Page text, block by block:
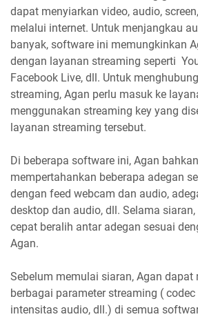
dapat menyiarkan video, audio,
melalui internet. Untuk menjangkau
banyak, software ini memungkinkan
dengan layanan streaming seperti
Facebook Live, dll. Untuk
streaming, Agan perlu masuk ke
menggunakan streaming key yang
layanan streaming tersebut.
Di beberapa software ini, Agan
mempertahankan beberapa adegan
dengan feed webcam dan audio,
desktop dan audio, dll. Selama
cepat beralih antar adegan sesuai
Agan.
Sebelum memulai siaran, Agan dapat
berbagai parameter streaming (
intensitas audio, dll.) di semua